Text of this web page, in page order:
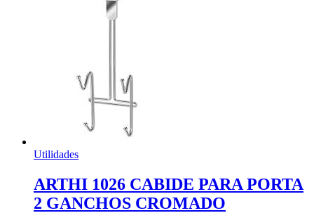
Utilidades
ARTHI 1026 CABIDE PARA PORTA
2 GANCHOS CROMADO